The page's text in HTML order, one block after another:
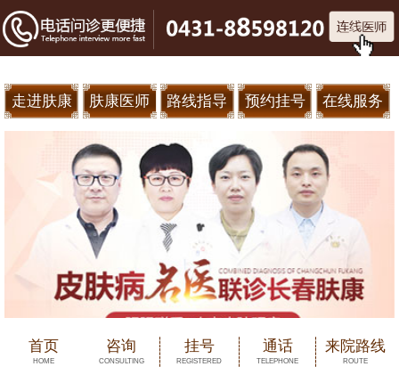
走进肤康 肤康医师 路线指导 预约挂号 在线服务
首页
HOME
咨询
CONSULTING
挂号
REGISTERED
通话
TELEPHONE
来院路线
ROUTE